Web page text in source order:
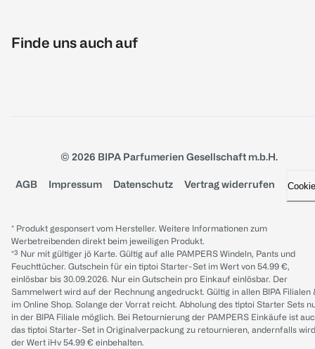
Finde uns auch auf
© 2026 BIPA Parfumerien Gesellschaft m.b.H.
AGB Impressum Datenschutz Vertrag widerrufen
* Produkt gesponsert vom Hersteller. Weitere Informationen zum
Werbetreibenden direkt beim jeweiligen Produkt.
*³ Nur mit gültiger jö Karte. Gültig auf alle PAMPERS Windeln, Pants und
Feuchttücher. Gutschein für ein tiptoi Starter-Set im Wert von 54.99 €,
einlösbar bis 30.09.2026. Nur ein Gutschein pro Einkauf einlösbar. Der
Sammelwert wird auf der Rechnung angedruckt. Gültig in allen BIPA Filialen
im Online Shop. Solange der Vorrat reicht. Abholung des tiptoi Starter Sets
in der BIPA Filiale möglich. Bei Retournierung der PAMPERS Einkäufe ist
das tiptoi Starter-Set in Originalverpackung zu retournieren, andernfalls wird
der Wert iHv 54.99 € einbehalten.